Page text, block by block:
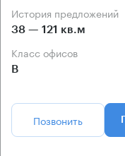
История предложений
38 — 121 кв.м
Класс офисов
B
Позвонить